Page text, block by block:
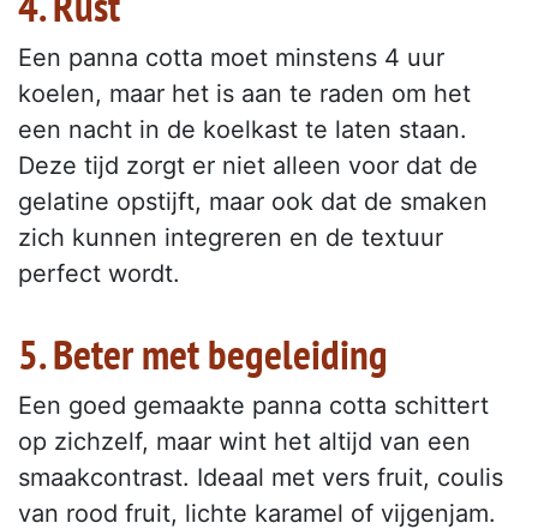
Een panna cotta moet minstens 4 uur
koelen, maar het is aan te raden om het
een nacht in de koelkast te laten staan.
Deze tijd zorgt er niet alleen voor dat de
gelatine opstijft, maar ook dat de smaken
zich kunnen integreren en de textuur
perfect wordt.
5. Beter met begeleiding
Een goed gemaakte panna cotta schittert
op zichzelf, maar wint het altijd van een
smaakcontrast. Ideaal met vers fruit, coulis
van rood fruit, lichte karamel of vijgenjam.